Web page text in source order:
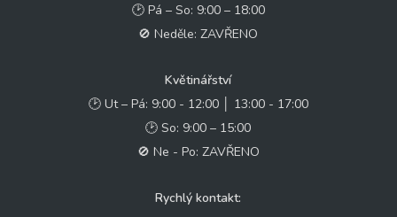
🕑 Pá – So: 9:00 – 18:00
🚫 Neděle: ZAVŘENO
Květinářství
🕑 Ut – Pá: 9:00 - 12:00 │ 13:00 - 17:00
🕑 So: 9:00 – 15:00
🚫 Ne - Po: ZAVŘENO
Rychlý kontakt: